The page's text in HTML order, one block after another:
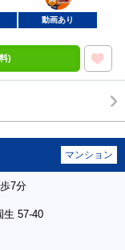
動画あり
)
マンション
7分
生 57-40